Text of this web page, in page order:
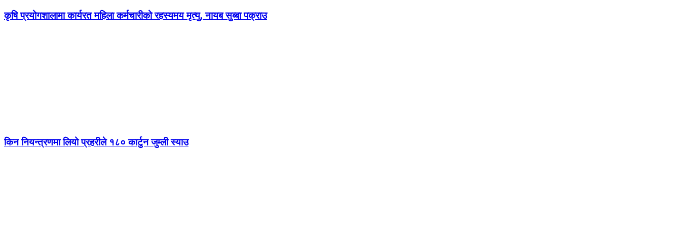
कृषि प्रयोगशालामा कार्यरत महिला कर्मचारीको रहस्यमय मृत्यु, नायब सुब्बा पक्राउ
किन नियन्त्रणमा लियो प्रहरीले १८० कार्टुन जुम्ली स्याउ